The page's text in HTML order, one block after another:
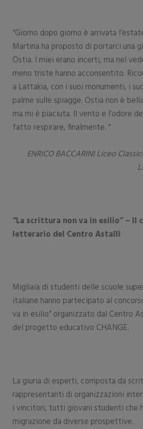
“Giorno dopo giorno è arrivata
Martina ha proposto di portarci una
Ostia. I miei erano incerti, ma nel
meno triste hanno acconsentito.
a Lattakia, con i suoi monumenti, i
palme sulle spiagge. Ostia non è
ma mi è piaciuta. Il vento e l’odore
fatto respirare, finalmente. “
ENRICO BACCARINI Liceo
“La scrittura non va in esilio” – Il
letterario del Centro Astalli
Migliaia di studenti delle scuole
italiane hanno partecipato al
va in esilio” organizzato dal Centro
del progetto educativo CHANGE.
La giuria di esperti, composta da
rappresentanti di organizzazioni
i vincitori, tutti giovani studenti che
migrazione da diverse prospettive.